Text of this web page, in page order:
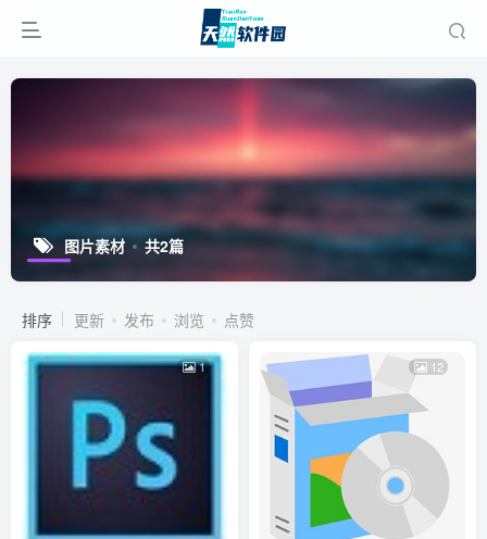
图片素材 共2篇
排序 更新 发布 浏览 点赞
1 12